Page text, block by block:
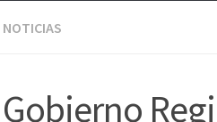
NOTICIAS
Gobierno